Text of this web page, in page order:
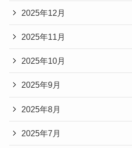
2025年12月
2025年11月
2025年10月
2025年9月
2025年8月
2025年7月